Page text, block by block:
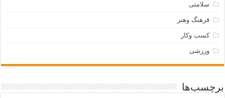
سلامتی
فرهنگ وهنر
کسب وکار
ورزشی
برچسب‌ها